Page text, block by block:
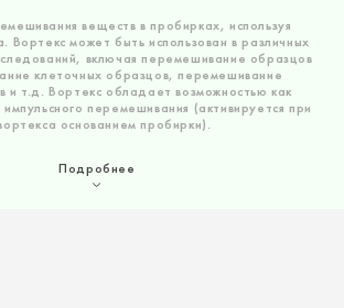
веществ в пробирках, используя
Вортекс может быть использован в различных
включая перемешивание образцов
клеточных образцов, перемешивание
и т.д. Вортекс обладает возможностью как
перемешивания (активируется при
основанием пробирки).
Подробнее